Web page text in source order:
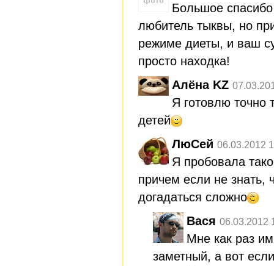
Большое
любитель тыквы, но
режиме диеты, и ваш
просто находка!
Алёна KZ
Я готовлю точно
детей
ЛюСей 06.03.2012
Я пробовала
причем если не знать,
догадаться сложно
Вася 06.03.2012
Мне как раз
заметный, а вот